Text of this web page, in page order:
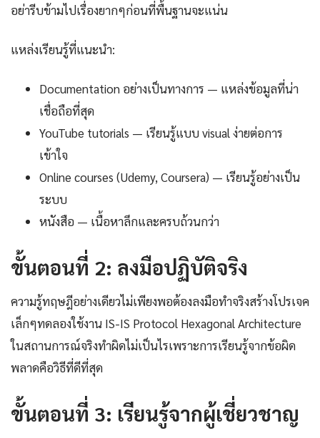
อย่ารีบข้ามไปเรื่องยากๆก่อนที่พื้นฐานจะแน่น
แหล่งเรียนรู้ที่แนะนำ:
Documentation อย่างเป็นทางการ — แหล่งข้อมูลที่น่า
เชื่อถือที่สุด
YouTube tutorials — เรียนรู้แบบ visual ง่ายต่อการ
เข้าใจ
Online courses (Udemy, Coursera) — เรียนรู้อย่างเป็น
ระบบ
หนังสือ — เนื้อหาลึกและครบถ้วนกว่า
ขั้นตอนที่ 2: ลงมือปฏิบัติจริง
ความรู้ทฤษฎีอย่างเดียวไม่เพียงพอต้องลงมือทำจริงสร้างโปรเจค
เล็กๆทดลองใช้งาน IS-IS Protocol Hexagonal Architecture
ในสถานการณ์จริงทำผิดไม่เป็นไรเพราะการเรียนรู้จากข้อผิด
พลาดคือวิธีที่ดีที่สุด
ขั้นตอนที่ 3: เรียนรู้จากผู้เชี่ยวชาญ